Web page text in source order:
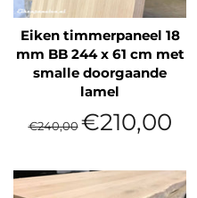
Eiken timmerpaneel 18
mm BB 244 x 61 cm met
smalle doorgaande
lamel
prijs
€240,00
Aanbiedingsprijs
€210,00